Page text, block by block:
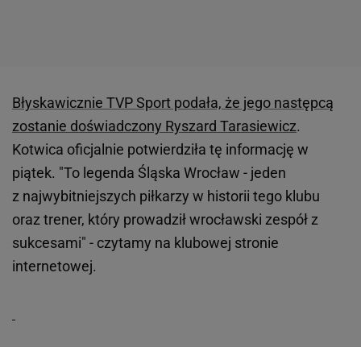
Błyskawicznie TVP Sport podała, że jego następcą
zostanie doświadczony Ryszard Tarasiewicz.
Kotwica oficjalnie potwierdziła tę informację w
piątek. "To legenda Śląska Wrocław - jeden
z najwybitniejszych piłkarzy w historii tego klubu
oraz trener, który prowadził wrocławski zespół z
sukcesami" - czytamy na klubowej stronie
internetowej.